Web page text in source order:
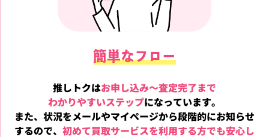
簡単なフロー
推しトクはお申し込み～査定完了まで
わかりやすいステップになっています。
また、状況をメールやマイページから段階的にお知らせ
するので、 初めて買取サービスを利用する方でも安心し